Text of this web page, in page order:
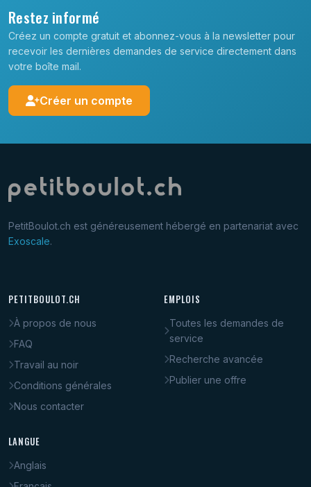
Restez informé
Créez un compte gratuit et abonnez-vous à la newsletter pour
recevoir les dernières demandes de service directement dans
votre boîte mail.
Créer un compte
PetitBoulot.ch est généreusement hébergé en partenariat avec
Exoscale.
PETITBOULOT.CH
À propos de nous
FAQ
Travail au noir
Conditions générales
Nous contacter
EMPLOIS
Toutes les demandes de
service
Recherche avancée
Publier une offre
LANGUE
Anglais